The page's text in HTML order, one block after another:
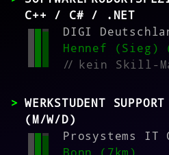
C++ / C# / .NET
DIGI
Hennef (Sieg)
//kein Skill-
WERKSTUDENT
(M/W/D)
Prosystems IT